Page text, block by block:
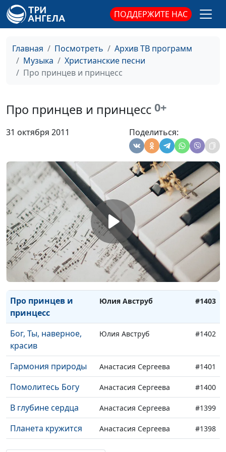
ПОДДЕРЖИТЕ НАС
Главная Посмотреть
Архив ТВ программ
Музыка
Христианские песни
Про принцев и принцесс
Про принцев и принцесс 0+
31 октября 2011 Поделиться:
серебреников
Искать
Лунный диск Юлия Авструб
Один другого не
поймет
Юлия Авструб
Белая ворона Юлия Авструб
Господь - мой
Юлия Авструб #1409
Избавление Юлия Авструб #1408
Это знаем только я
и Ты
Юлия Авструб #1407
Карусель Юлия Авструб #1406
Тридцать три
атмосферы
Юлия Авструб #1405
Я вспоминаю Тебя Юлия Авструб #1404
Про принцев и
принцесс
Юлия Авструб #1403
Бог, Ты, наверное,
красив
Юлия Авструб #1402
Гармония природы Анастасия Сергеева #1401
Помолитесь Богу Анастасия Сергеева #1400
В глубине сердца Анастасия Сергеева #1399
Планета кружится Анастасия Сергеева #1398
Приходи ко Мне Анастасия Сергеева